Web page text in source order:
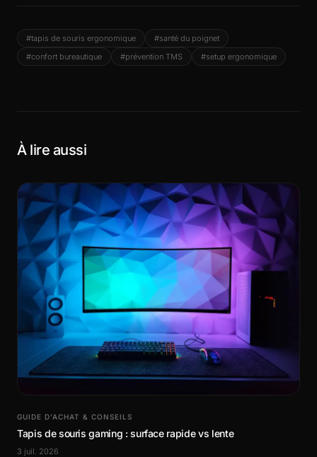
#tapis de souris ergonomique
#santé du poignet
#confort bureautique
#prévention TMS #setup ergonomique
À lire aussi
GUIDE D’ACHAT & CONSEILS
Tapis de souris gaming : surface rapide vs lente
3 juil. 2026